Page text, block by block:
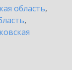
область,
,